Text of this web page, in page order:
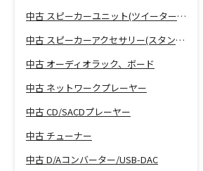
中古 スピーカーユニット(ツイーター、ウーファー等)
中古 スピーカーアクセサリー(スタンド等)
中古 オーディオラック、ボード
中古 ネットワークプレーヤー
中古 CD/SACDプレーヤー
中古 チューナー
中古 D/Aコンバーター/USB-DAC